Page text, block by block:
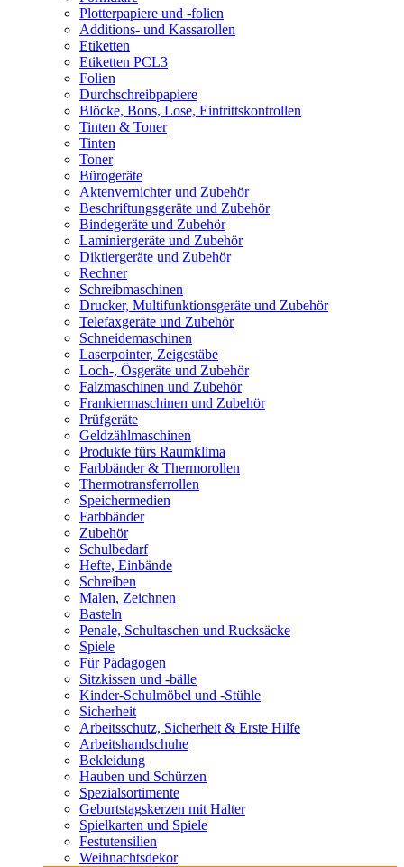
Plotterpapiere und -folien
Additions- und Kassarollen
Etiketten
Etiketten PCL3
Folien
Durchschreibpapiere
Blöcke, Bons, Lose, Eintrittskontrollen
Tinten & Toner
Tinten
Toner
Bürogeräte
Aktenvernichter und Zubehör
Beschriftungsgeräte und Zubehör
Bindegeräte und Zubehör
Laminiergeräte und Zubehör
Diktiergeräte und Zubehör
Rechner
Schreibmaschinen
Drucker, Multifunktionsgeräte und Zubehör
Telefaxgeräte und Zubehör
Schneidemaschinen
Laserpointer, Zeigestäbe
Loch-, Ösgeräte und Zubehör
Falzmaschinen und Zubehör
Frankiermaschinen und Zubehör
Prüfgeräte
Geldzählmaschinen
Produkte fürs Raumklima
Farbbänder & Thermorollen
Thermotransferrollen
Speichermedien
Farbbänder
Zubehör
Schulbedarf
Hefte, Einbände
Schreiben
Malen, Zeichnen
Basteln
Penale, Schultaschen und Rucksäcke
Spiele
Für Pädagogen
Sitzkissen und -bälle
Kinder-Schulmöbel und -Stühle
Sicherheit
Arbeitsschutz, Sicherheit & Erste Hilfe
Arbeitshandschuhe
Bekleidung
Hauben und Schürzen
Spezialsortimente
Geburtstagskerzen mit Halter
Spielkarten und Spiele
Festutensilien
Weihnachtsdekor